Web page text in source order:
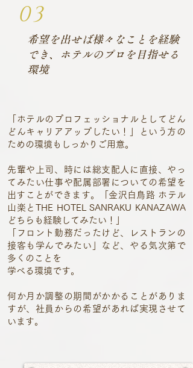
03
希望を出せば様々なことを経験
でき、ホテルのプロを目指せる
環境
「ホテルのプロフェッショナルとしてどん
どんキャリアアップしたい！」という方の
ための環境もしっかりご用意。
先輩や上司、時には総支配人に直接、やっ
てみたい仕事や配属部署についての希望を
出すことができます。「金沢白鳥路 ホテル
山楽とTHE HOTEL SANRAKU KANAZAWA
どちらも経験してみたい！」
「フロント勤務だったけど、レストランの
接客も学んでみたい」など、やる気次第で
多くのことを
学べる環境です。
何か月か調整の期間がかかることがありま
すが、社員からの希望があれば実現させて
います。